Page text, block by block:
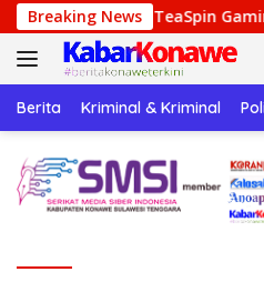
Langsung
ke
konten
Breaking News
TeaSpin Gaming: Your
Berita Kriminal & Kriminal